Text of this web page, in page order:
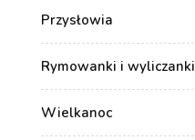
Przysłowia
Rymowanki i wyliczanki
Wielkanoc